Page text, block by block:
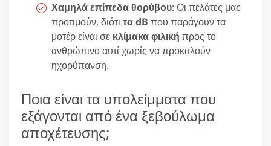
Χαμηλά επίπεδα θορύβου: Οι πελάτες μας
προτιμούν, διότι τα dB που παράγουν τα
μοτέρ είναι σε κλίμακα φιλική προς το
ανθρώπινο αυτί χωρίς να προκαλούν
ηχορύπανση.
Ποια είναι τα υπολείμματα που
εξάγονται από ένα ξεβούλωμα
αποχέτευσης;